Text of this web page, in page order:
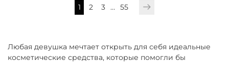
1 2 3 … 55
Любая девушка мечтает открыть для себя идеальные
косметические средства, которые помогли бы